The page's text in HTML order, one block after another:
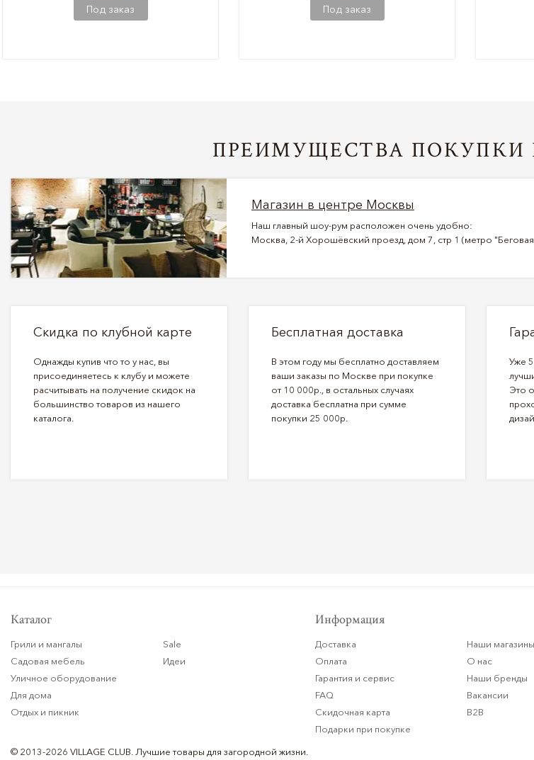
Под заказ
Под заказ
ПРЕИМУЩЕСТВА ПОКУПКИ В
Магазин в центре Москвы
Наш главный шоу-рум расположен очень удобно:
Москва, 2-й Хорошёвский проезд, дом 7, стр 1 (метро
Скидка по клубной карте
Однажды купив что то у нас, вы
присоединяетесь к клубу и можете
расчитывать на получение скидок на
большинство товаров из нашего
каталога.
Бесплатная доставка
В этом году мы бесплатно доставляем
ваши заказы по Москве при покупке
от 10 000р., в остальных случаях
доставка бесплатна при сумме
покупки 25 000р.
Уже
Это
Каталог
Грили и мангалы
Садовая мебель
Уличное оборудование
Для дома
Отдых и пикник
Sale
Идеи
Информация
Доставка
Оплата
Гарантия и сервис
FAQ
Скидочная карта
Подарки при покупке
Наши магазины
О нас
Наши бренды
Вакансии
B2B
© 2013-2026 VILLAGE CLUB. Лучшие товары для загородной жизни.